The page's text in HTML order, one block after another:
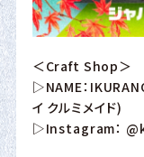
＜Craft Shop＞
▷NAME：
イ クルミメイド)
▷Instagram：